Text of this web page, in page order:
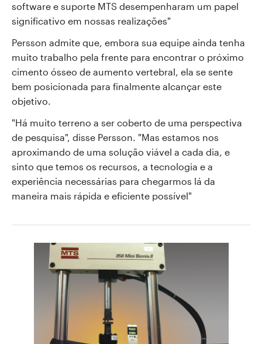
software e suporte MTS desempenharam um papel
significativo em nossas realizações"
Persson admite que, embora sua equipe ainda tenha
muito trabalho pela frente para encontrar o próximo
cimento ósseo de aumento vertebral, ela se sente
bem posicionada para finalmente alcançar este
objetivo.
"Há muito terreno a ser coberto de uma perspectiva
de pesquisa", disse Persson. "Mas estamos nos
aproximando de uma solução viável a cada dia, e
sinto que temos os recursos, a tecnologia e a
experiência necessárias para chegarmos lá da
maneira mais rápida e eficiente possível"